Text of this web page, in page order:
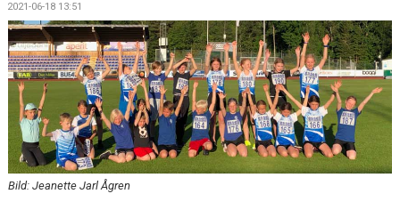
VÅRA GRUPPER/TRÄNARE
MEDLEMSANSÖKAN/PROVA-PÅ
MEDLEMSAVGIFTER
RESULTAT/STATISTIK
ARKIV
2021-06-18 13:51
Bild: Jeanette Jarl Ågren